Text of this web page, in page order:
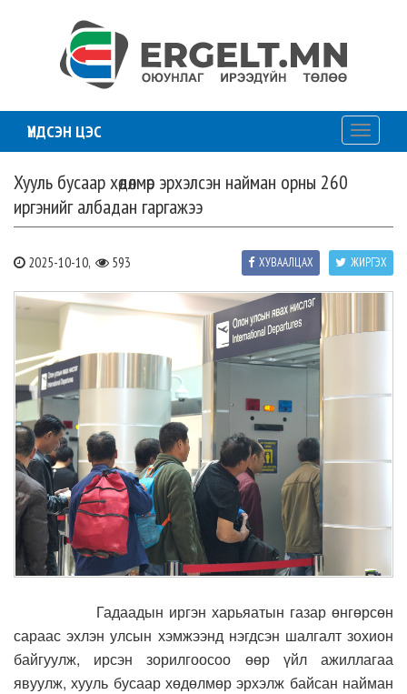
ҮНДСЭН ЦЭС
Toggle
Хууль бусаар хөдөлмөр эрхэлсэн найман орны 260
иргэнийг албадан гаргажээ
2025-10-10, 593 ЖИРГЭХ
ХУВААЛЦАХ
Гадаадын иргэн харьяатын газар өнгөрсөн
сараас эхлэн улсын хэмжээнд нэгдсэн шалгалт зохион
байгуулж, ирсэн зорилгоосоо өөр үйл ажиллагаа
явуулж, хууль бусаар хөдөлмөр эрхэлж байсан найман